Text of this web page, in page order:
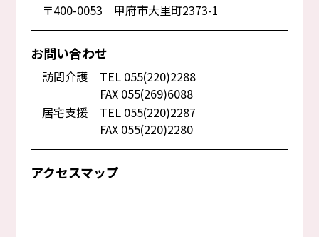
〒400-0053 甲府市大里町2373-1
お問い合わせ
訪問介護
TEL 055(220)2288
FAX 055(269)6088
居宅支援
TEL 055(220)2287
FAX 055(220)2280
アクセスマップ